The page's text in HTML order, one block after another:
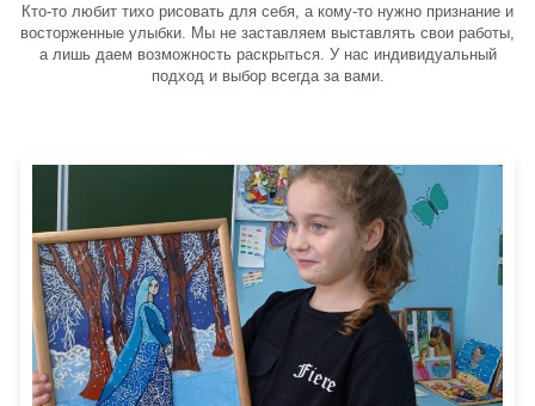
Кто-то любит тихо рисовать для себя, а кому-то нужно признание и
восторженные улыбки. Мы не заставляем выставлять свои работы,
а лишь даем возможность раскрыться. У нас индивидуальный
подход и выбор всегда за вами.